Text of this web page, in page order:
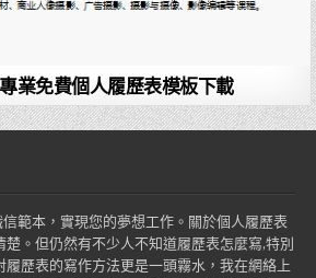
業免費個人履歷表模板下載
範本，實現您的夢想工作。關於個人履歷表
。但仍然有不少人不知道履歷表怎麼寫,特別
履歷表的寫作方法更是一頭霧水，我在網絡上